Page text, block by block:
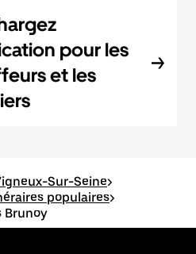
pour les
et les
Sur-Seine>
populaires>
Brunoy